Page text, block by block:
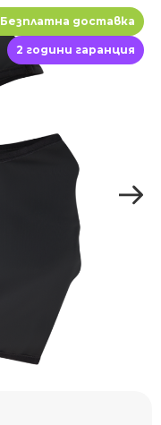
Безплатна доставка
2 години гаранция